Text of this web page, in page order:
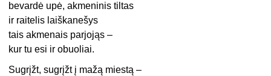
bevardė upė, akmeninis tiltas
ir raitelis laiškanešys
tais akmenais parjojąs –
kur tu esi ir obuoliai.
Sugrįžt, sugrįžt į mažą miestą –